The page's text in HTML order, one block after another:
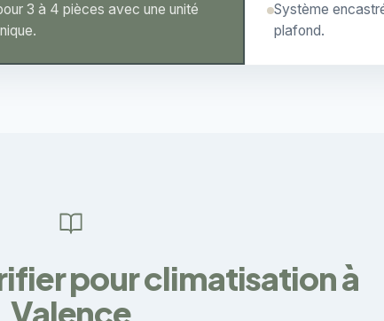
3 à 4 pièces avec une unité
Système
plafond.
pour climatisation à
Valence